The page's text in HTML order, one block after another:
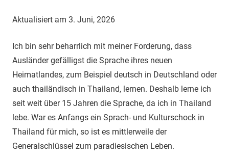
Aktualisiert am 3. Juni, 2026
Ich bin sehr beharrlich mit meiner Forderung, dass
Ausländer gefälligst die Sprache ihres neuen
Heimatlandes, zum Beispiel deutsch in Deutschland oder
auch thailändisch in Thailand, lernen. Deshalb lerne ich
seit weit über 15 Jahren die Sprache, da ich in Thailand
lebe. War es Anfangs ein Sprach- und Kulturschock in
Thailand für mich, so ist es mittlerweile der
Generalschlüssel zum paradiesischen Leben.